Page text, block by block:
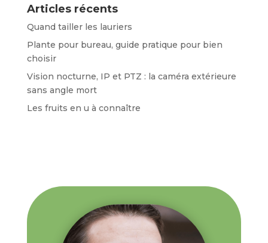
Articles récents
Quand tailler les lauriers
Plante pour bureau, guide pratique pour bien
choisir
Vision nocturne, IP et PTZ : la caméra extérieure
sans angle mort
Les fruits en u à connaître